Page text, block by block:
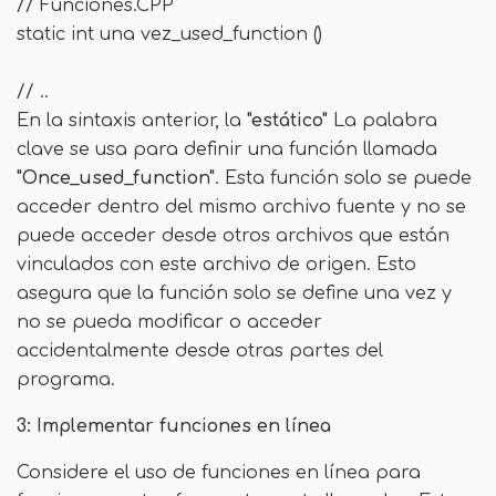
// Funciones.CPP
static int una vez_used_function ()
// ..
En la sintaxis anterior, la "estático" La palabra
clave se usa para definir una función llamada
"Once_used_function". Esta función solo se puede
acceder dentro del mismo archivo fuente y no se
puede acceder desde otros archivos que están
vinculados con este archivo de origen. Esto
asegura que la función solo se define una vez y
no se pueda modificar o acceder
accidentalmente desde otras partes del
programa.
3: Implementar funciones en línea
Considere el uso de funciones en línea para